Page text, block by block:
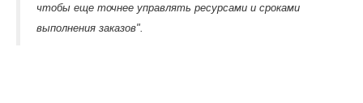
чтобы еще точнее управлять ресурсами и сроками
выполнения заказов".